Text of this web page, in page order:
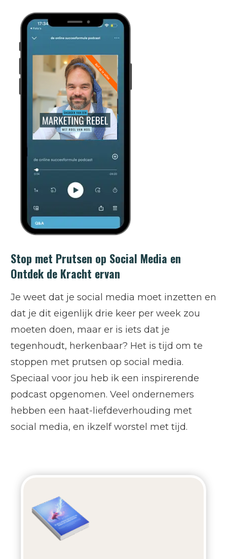
Stop met Prutsen op Social Media en
Ontdek de Kracht ervan
Je weet dat je social media moet inzetten en
dat je dit eigenlijk drie keer per week zou
moeten doen, maar er is iets dat je
tegenhoudt, herkenbaar? Het is tijd om te
stoppen met prutsen op social media.
Speciaal voor jou heb ik een inspirerende
podcast opgenomen. Veel ondernemers
hebben een haat-liefdeverhouding met
social media, en ikzelf worstel met tijd.